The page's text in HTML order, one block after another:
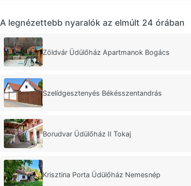
A legnézettebb nyaralók az elmúlt 24 órában
Zöldvár Üdülőház Apartmanok Bogács
Szelídgesztenyés Békésszentandrás
Borudvar Üdülőház II Tokaj
Krisztina Porta Üdülőház Nemesnép